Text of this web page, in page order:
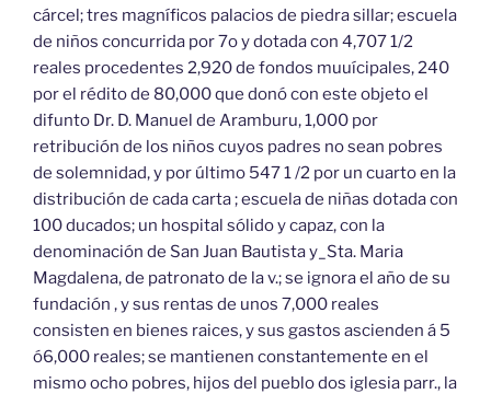
cárcel; tres magníficos palacios de piedra sillar; escuela
de niños concurrida por 7o y dotada con 4,707 1/2
reales procedentes 2,920 de fondos muuícipales, 240
por el rédito de 80,000 que donó con este objeto el
difunto Dr. D. Manuel de Aramburu, 1,000 por
retribución de los niños cuyos padres no sean pobres
de solemnidad, y por último 547 1 /2 por un cuarto en la
distribución de cada carta ; escuela de niñas dotada con
100 ducados; un hospital sólido y capaz, con la
denominación de San Juan Bautista y_Sta. Maria
Magdalena, de patronato de la v.; se ignora el año de su
fundación , y sus rentas de unos 7,000 reales
consisten en bienes raices, y sus gastos ascienden á 5
ó6,000 reales; se mantienen constantemente en el
mismo ocho pobres, hijos del pueblo dos iglesia parr., la